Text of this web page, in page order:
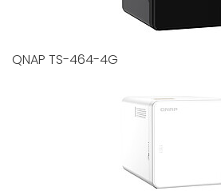
QNAP TS-464-4G